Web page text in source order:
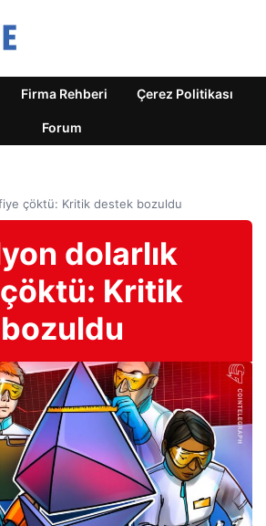
Firma Rehberi Çerez Politikası
Forum
çöktü: Kritik destek bozuldu
dolarlık
Kritik